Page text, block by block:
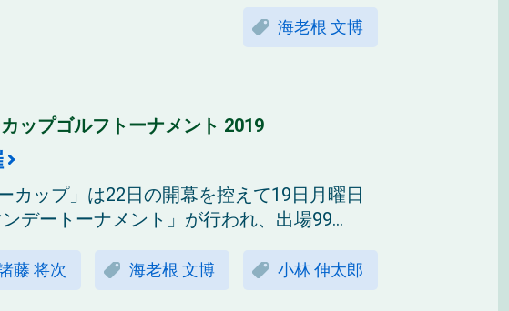
海老根 文博
ップゴルフトーナメント 2019
カップ」は22日の開幕を控えて19日月曜日
デートーナメント」が行われ、出場99...
藤 将次 海老根 文博 小林 伸太郎